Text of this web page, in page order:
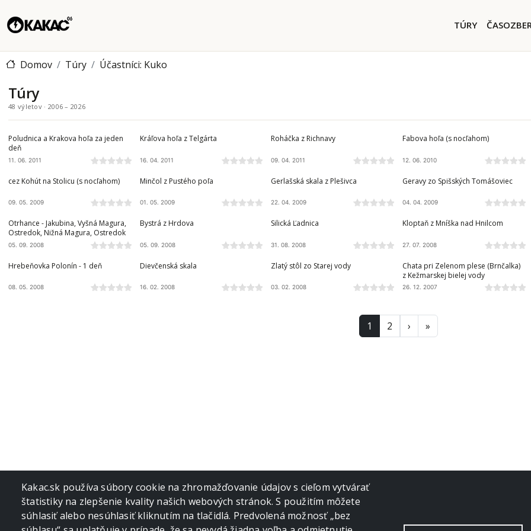
Main
TÚRY
Domov Túry Účastníci: Kuko
Túry
48 výletov · 2006 – 2026
NÍZKE TATRY
Poludnica a Krakova hoľa za jeden
deň
11. 06. 2011
NÍZKE TATRY
Kráľova hoľa z Telgárta
16. 04. 2011
ČIERNA HORA
Roháčka z Richnavy
09. 04. 2011
MURÁNSKA PLANINA
Fabova hoľa (s nocľahom)
12. 06. 2010
STOLICKÉ VRCHY
cez Kohút na Stolicu (s nocľahom)
09. 05. 2009
ČERGOV
Minčol z Pustého poľa
01. 05. 2009
SLOVENSKÝ KRAS
Gerlašská skala z Plešivca
22. 04. 2009
SLOVENSKÝ RAJ
Geravy zo Spišských Tomášoviec
04. 04. 2009
ZÁPADNÉ TATRY
Otrhance - Jakubina, Vyšná Magura,
Ostredok, Nižná Magura, Ostredok
05. 09. 2008
ZÁPADNÉ TATRY
Bystrá z Hrdova
05. 09. 2008
SLOVENSKÝ KRAS
Silická Ľadnica
31. 08. 2008
VOLOVSKÉ VRCHY
Kloptaň z Mníška nad Hnilcom
27. 07. 2008
BUKOVSKÉ VRCHY
Hrebeňovka Polonín - 1 deň
08. 05. 2008
SLOVENSKÝ KRAS
Dievčenská skala
16. 02. 2008
VOLOVSKÉ VRCHY
Zlatý stôl zo Starej vody
03. 02. 2008
VYSOKÉ TATRY
Chata pri Zelenom plese (Brnčalka)
z Kežmarskej bielej vody
26. 12. 2007
1 2 ›Ďalšia strana
»Posledná strana
Kakac.sk používa súbory cookie na zhromažďovanie údajov s cieľom vytvárať
štatistiky na zlepšenie kvality našich webových stránok. S použitím môžete
súhlasiť alebo nesúhlasiť kliknutím na tlačidlá. Predvolená možnosť „bez